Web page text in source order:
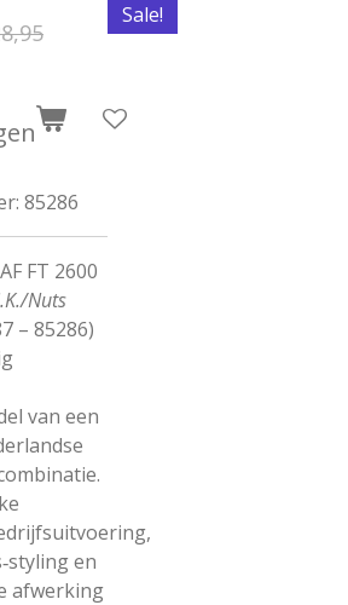
Sale!
85286
FT 2600
Nuts
– 85286)
van een
en
afwerking